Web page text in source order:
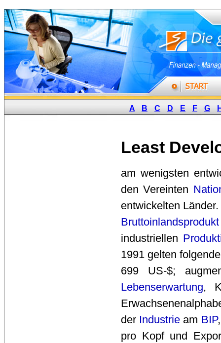
A B C D E F G
Least
am wenigsten
den Vereinten
entwickelten
Bruttoinlandsprodukt
industriellen
1991 gelten
699 US-$;
Lebenserwartung,
der Industrie am BIP
pro Kopf und